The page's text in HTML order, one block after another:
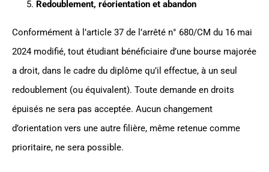
Redoublement, réorientation et abandon
Conformément à l’article 37 de l’arrêté n° 680/CM du 16 mai
2024 modifié, tout étudiant bénéficiaire d’une bourse majorée
a droit, dans le cadre du diplôme qu’il effectue, à un seul
redoublement (ou équivalent). Toute demande en droits
épuisés ne sera pas acceptée. Aucun changement
d’orientation vers une autre filière, même retenue comme
prioritaire, ne sera possible.